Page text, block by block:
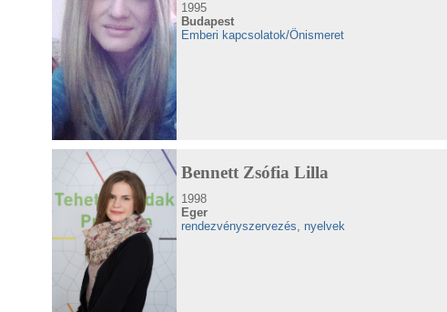
1995
Budapest
Emberi kapcsolatok/Önismeret
Bennett Zsófia Lilla
1998
Eger
rendezvényszervezés, nyelvek